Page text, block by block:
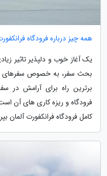
همه چیز درباره فرودگاه
یک آغاز خوب و دلپذیر تاثیر
بحث سفر، به خصوص سفرهای
برترین راه برای آرامش در
فرودگاه و ریزه کاری های آن
کامل فرودگاه فرانکفورت آلمان